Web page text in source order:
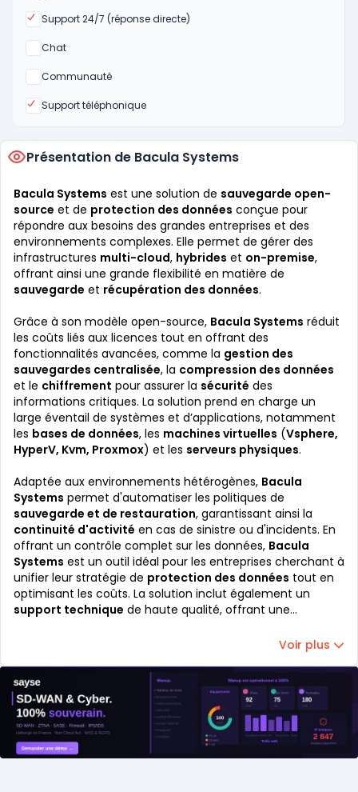
Support 24/7 (réponse directe)
Oui
Chat
Non
Communauté
Non
Support téléphonique
Oui
Présentation de Bacula Systems
Bacula Systems est une solution de sauvegarde open-
source et de protection des données conçue pour
répondre aux besoins des grandes entreprises et des
environnements complexes. Elle permet de gérer des
infrastructures multi-cloud, hybrides et on-premise,
offrant ainsi une grande flexibilité en matière de
sauvegarde et récupération des données.
Grâce à son modèle open-source, Bacula Systems réduit
les coûts liés aux licences tout en offrant des
fonctionnalités avancées, comme la gestion des
sauvegardes centralisée, la compression des données
et le chiffrement pour assurer la sécurité des
informations critiques. La solution prend en charge un
large éventail de systèmes et d’applications, notamment
les bases de données, les machines virtuelles (Vsphere,
HyperV, Kvm, Proxmox) et les serveurs physiques.
Adaptée aux environnements hétérogènes, Bacula
Systems permet d'automatiser les politiques de
sauvegarde et de restauration, garantissant ainsi la
continuité d'activité en cas de sinistre ou d'incidents. En
offrant un contrôle complet sur les données, Bacula
Systems est un outil idéal pour les entreprises cherchant à
unifier leur stratégie de protection des données tout en
optimisant les coûts. La solution inclut également un
support technique de haute qualité, offrant une
Voir plus